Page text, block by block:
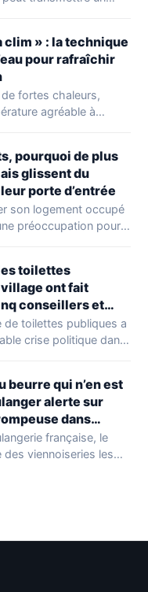
clim » : la technique
pour rafraîchir
fortes chaleurs,
agréable à
pourquoi de plus
glissent du
porte d’entrée
son logement occupé
préoccupation pour
toilettes
ont fait
conseillers et
000 €
de toilettes publiques a
crise politique dans
beurre qui n’en est
alerte sur
dans
pâtisseries
française, le
viennoiseries les